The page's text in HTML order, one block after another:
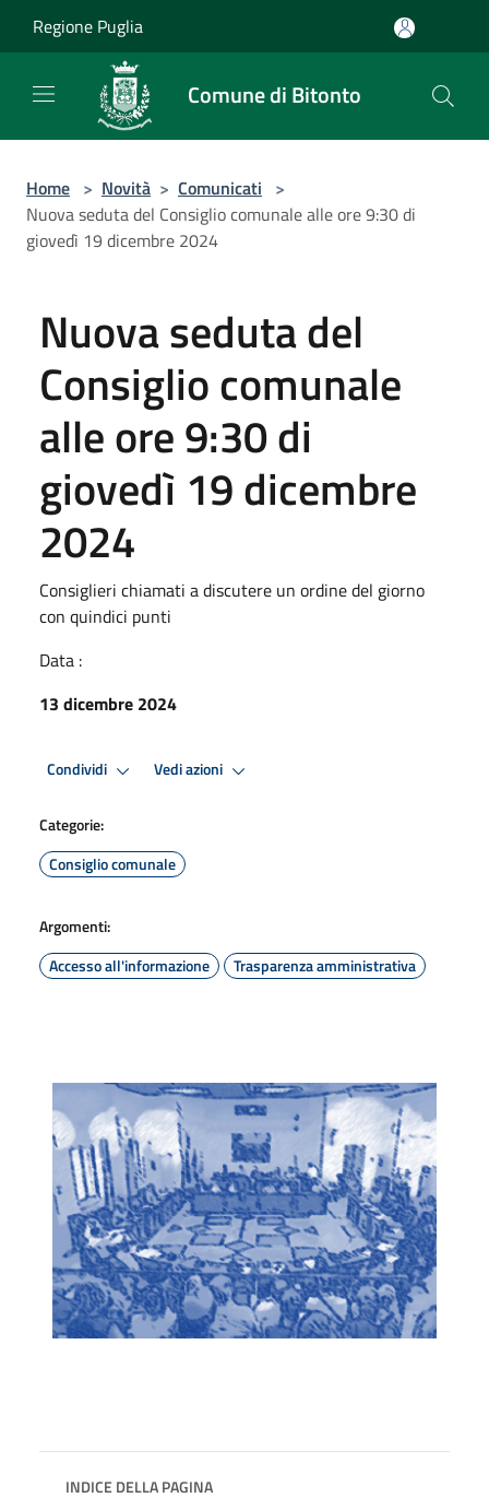
Regione Puglia
Comune di Bitonto
Home > Novità > Comunicati >
Nuova seduta del Consiglio comunale alle ore 9:30 di
giovedì 19 dicembre 2024
Nuova seduta del
Consiglio comunale
alle ore 9:30 di
giovedì 19 dicembre
2024
Consiglieri chiamati a discutere un ordine del giorno
con quindici punti
Data :
13 dicembre 2024
Condividi Vedi azioni
Categorie:
Consiglio comunale
Argomenti:
Accesso all'informazione
Trasparenza amministrativa
INDICE DELLA PAGINA